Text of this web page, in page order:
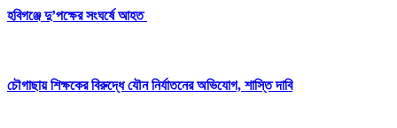
হবিগঞ্জে দু’পক্ষের সংঘর্ষে আহত
চৌগাছায় শিক্ষকের বিরুদ্ধে যৌন নির্যাতনের অভিযোগ, শাস্তি দাবি